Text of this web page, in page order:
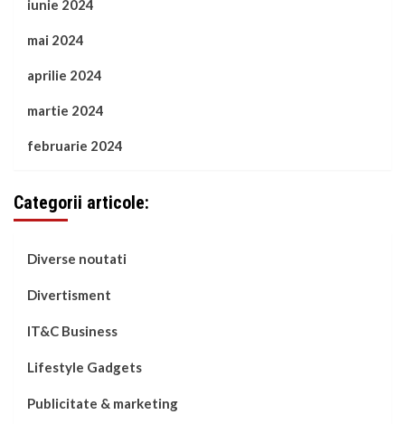
iunie 2024
mai 2024
aprilie 2024
martie 2024
februarie 2024
Categorii articole:
Diverse noutati
Divertisment
IT&C Business
Lifestyle Gadgets
Publicitate & marketing